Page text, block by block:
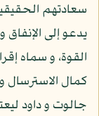
سعادتهم
يدعو إلى الإنفاق
القوة، و سماه
كمال الاسترسال
جالوت و داود